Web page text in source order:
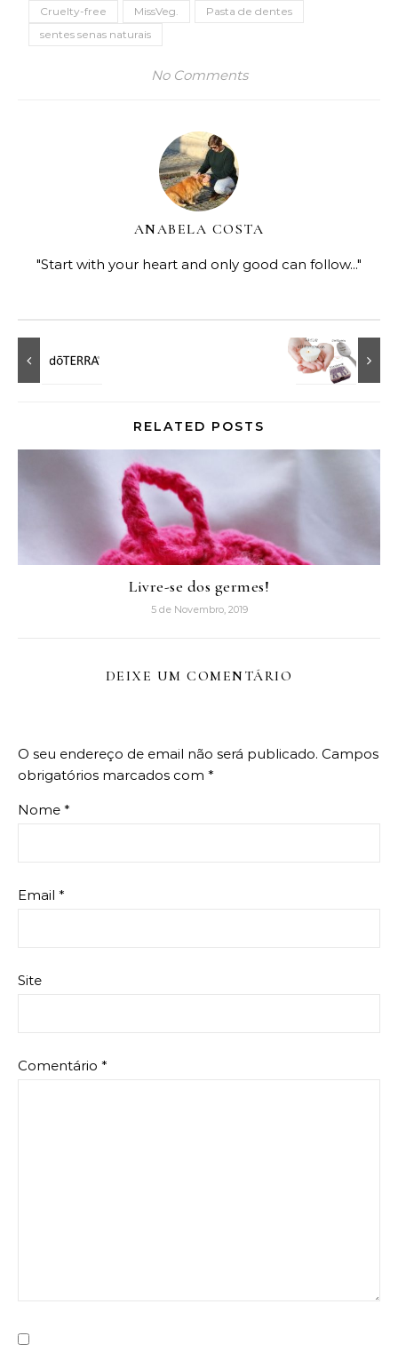
Cruelty-free MissVeg.
Pasta de dentes
sentes senas naturais
No Comments
ANABELA COSTA
"Start with your heart and only good can follow..."
RELATED POSTS
Livre-se dos germes!
5 de Novembro, 2019
DEIXE UM COMENTÁRIO
O seu endereço de email não será publicado. Campos
obrigatórios marcados com *
Nome *
Email *
Site
Comentário *